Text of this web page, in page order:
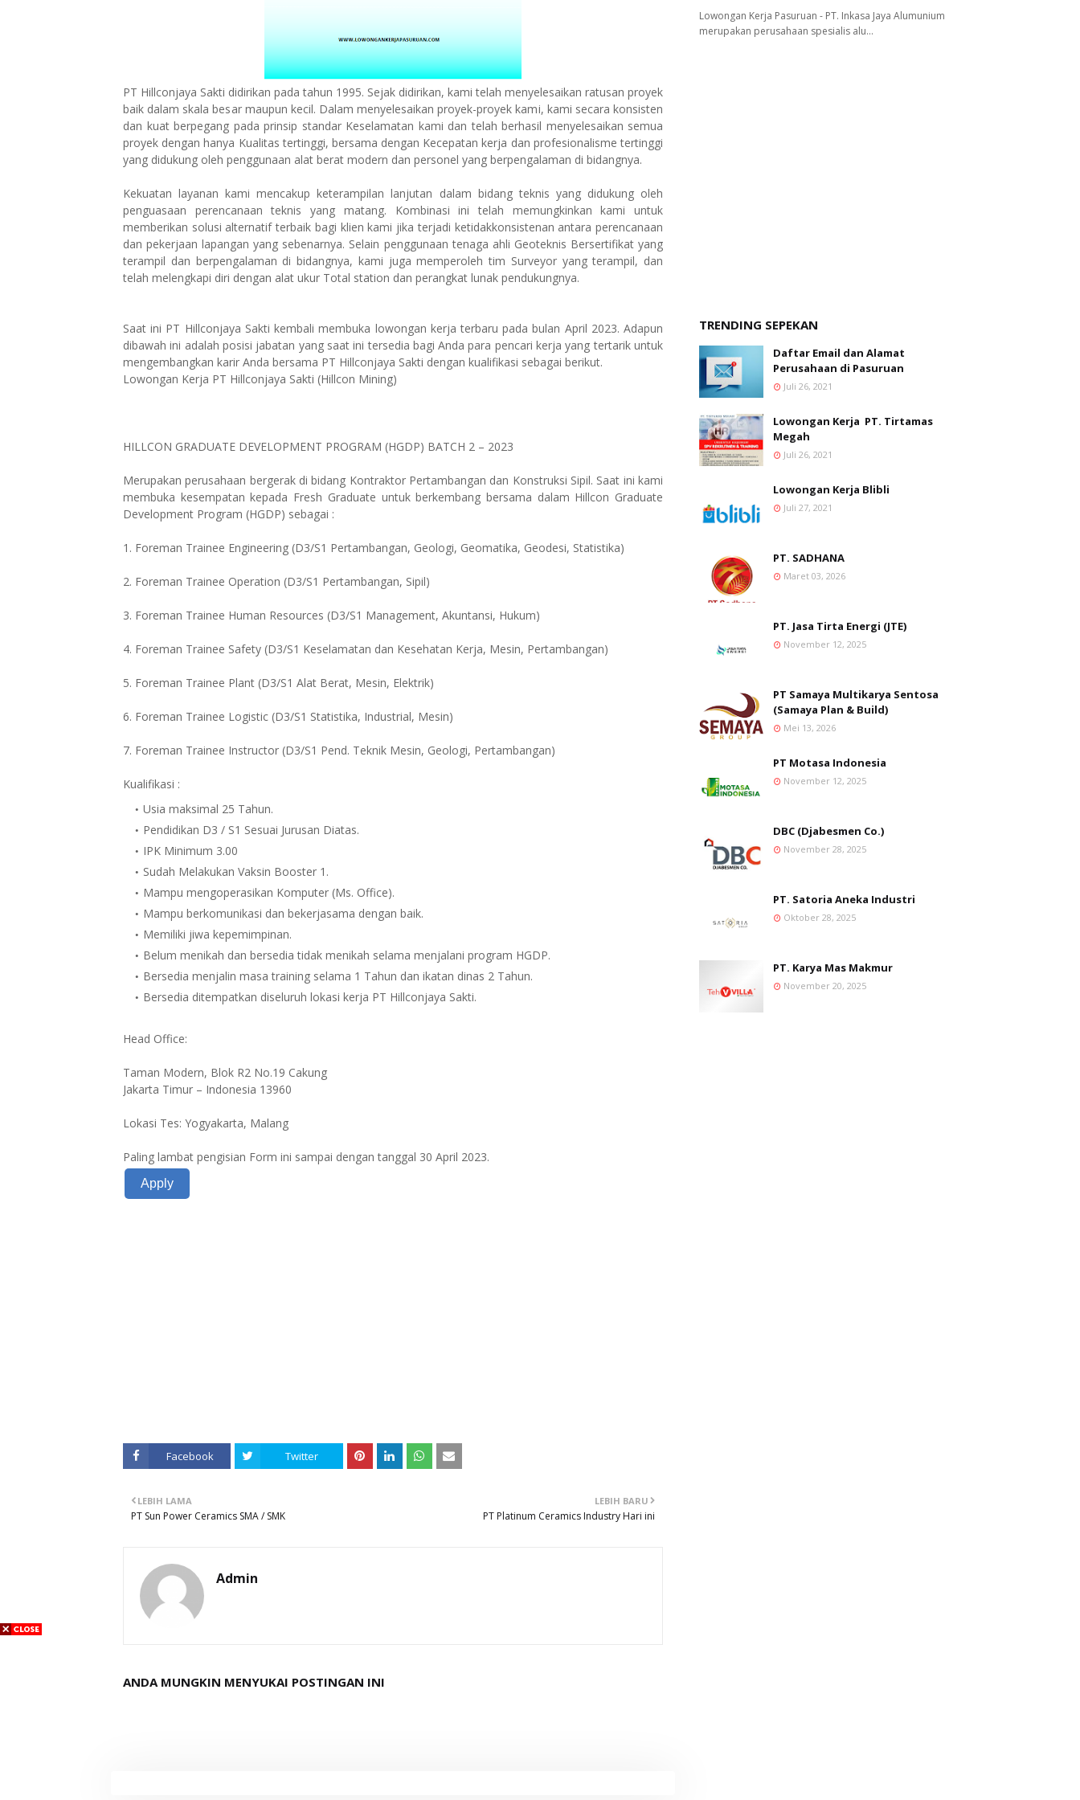
PT Hillconjaya Sakti didirikan pada tahun 1995. Sejak didirikan, kami telah menyelesaikan ratusan proyek
baik dalam skala besar maupun kecil. Dalam menyelesaikan proyek-proyek kami, kami secara konsisten
dan kuat berpegang pada prinsip standar Keselamatan kami dan telah berhasil menyelesaikan semua
proyek dengan hanya Kualitas tertinggi, bersama dengan Kecepatan kerja dan profesionalisme tertinggi
yang didukung oleh penggunaan alat berat modern dan personel yang berpengalaman di bidangnya.
Kekuatan layanan kami mencakup keterampilan lanjutan dalam bidang teknis yang didukung oleh
penguasaan perencanaan teknis yang matang. Kombinasi ini telah memungkinkan kami untuk
memberikan solusi alternatif terbaik bagi klien kami jika terjadi ketidakkonsistenan antara perencanaan
dan pekerjaan lapangan yang sebenarnya. Selain penggunaan tenaga ahli Geoteknis Bersertifikat yang
terampil dan berpengalaman di bidangnya, kami juga memperoleh tim Surveyor yang terampil, dan
telah melengkapi diri dengan alat ukur Total station dan perangkat lunak pendukungnya.
Saat ini PT Hillconjaya Sakti kembali membuka lowongan kerja terbaru pada bulan April 2023. Adapun
dibawah ini adalah posisi jabatan yang saat ini tersedia bagi Anda para pencari kerja yang tertarik untuk
mengembangkan karir Anda bersama PT Hillconjaya Sakti dengan kualifikasi sebagai berikut.
Lowongan Kerja PT Hillconjaya Sakti (Hillcon Mining)
HILLCON GRADUATE DEVELOPMENT PROGRAM (HGDP) BATCH 2 – 2023
Merupakan perusahaan bergerak di bidang Kontraktor Pertambangan dan Konstruksi Sipil. Saat ini kami
membuka kesempatan kepada Fresh Graduate untuk berkembang bersama dalam Hillcon Graduate
Development Program (HGDP) sebagai :
1. Foreman Trainee Engineering (D3/S1 Pertambangan, Geologi, Geomatika, Geodesi, Statistika)
2. Foreman Trainee Operation (D3/S1 Pertambangan, Sipil)
3. Foreman Trainee Human Resources (D3/S1 Management, Akuntansi, Hukum)
4. Foreman Trainee Safety (D3/S1 Keselamatan dan Kesehatan Kerja, Mesin, Pertambangan)
5. Foreman Trainee Plant (D3/S1 Alat Berat, Mesin, Elektrik)
6. Foreman Trainee Logistic (D3/S1 Statistika, Industrial, Mesin)
7. Foreman Trainee Instructor (D3/S1 Pend. Teknik Mesin, Geologi, Pertambangan)
Kualifikasi :
Usia maksimal 25 Tahun.
Pendidikan D3 / S1 Sesuai Jurusan Diatas.
IPK Minimum 3.00
Sudah Melakukan Vaksin Booster 1.
Mampu mengoperasikan Komputer (Ms. Office).
Mampu berkomunikasi dan bekerjasama dengan baik.
Memiliki jiwa kepemimpinan.
Belum menikah dan bersedia tidak menikah selama menjalani program HGDP.
Bersedia menjalin masa training selama 1 Tahun dan ikatan dinas 2 Tahun.
Bersedia ditempatkan diseluruh lokasi kerja PT Hillconjaya Sakti.
Head Office:
Taman Modern, Blok R2 No.19 Cakung
Jakarta Timur – Indonesia 13960
Lokasi Tes: Yogyakarta, Malang
Paling lambat pengisian Form ini sampai dengan tanggal 30 April 2023.
Apply
Facebook Twitter
LEBIH BARU
PT Platinum Ceramics Industry Hari ini
LEBIH LAMA
PT Sun Power Ceramics SMA / SMK
Admin
ANDA MUNGKIN MENYUKAI POSTINGAN INI
Lowongan Kerja Pasuruan - PT. Inkasa Jaya Alumunium
merupakan perusahaan spesialis alu…
TRENDING SEPEKAN
Daftar Email dan Alamat
Perusahaan di Pasuruan
Juli 26, 2021
Lowongan Kerja PT. Tirtamas
Megah
Juli 26, 2021
Lowongan Kerja Blibli
Juli 27, 2021
PT. SADHANA
Maret 03, 2026
PT. Jasa Tirta Energi (JTE)
November 12, 2025
PT Samaya Multikarya Sentosa
(Samaya Plan & Build)
Mei 13, 2026
PT Motasa Indonesia
November 12, 2025
DBC (Djabesmen Co.)
November 28, 2025
PT. Satoria Aneka Industri
Oktober 28, 2025
PT. Karya Mas Makmur
November 20, 2025